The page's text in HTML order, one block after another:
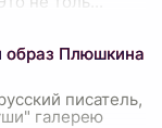
образ Плюшкина
писатель,
галерею